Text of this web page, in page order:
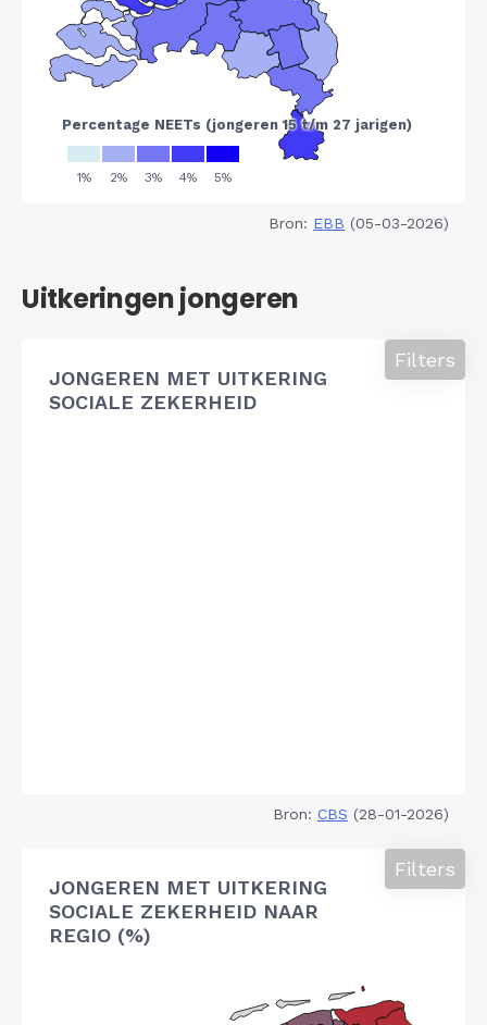
Bron: EBB (05-03-2026)
Uitkeringen jongeren
JONGEREN MET UITKERING
SOCIALE ZEKERHEID
Filters
Bron: CBS (28-01-2026)
JONGEREN MET UITKERING
SOCIALE ZEKERHEID NAAR
REGIO (%)
Filters